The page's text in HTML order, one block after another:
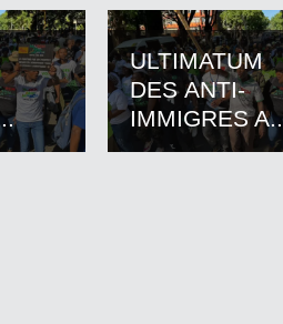
ULTIMATUM
DES ANTI-
IMMIGRES